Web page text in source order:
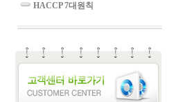
HACCP 7대원칙